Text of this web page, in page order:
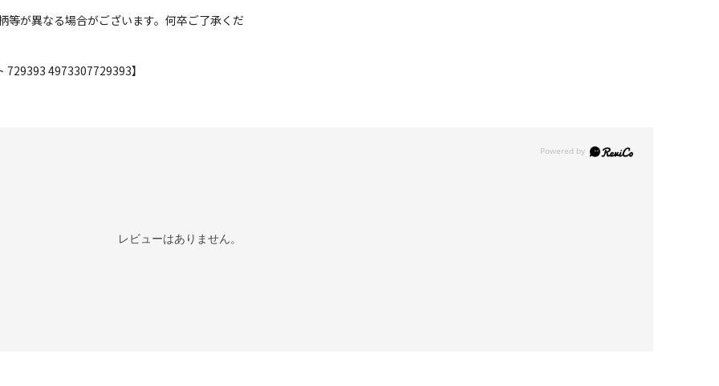
が異なる場合がございます。何卒ご了承くだ
4973307729393】
レビューはありません。